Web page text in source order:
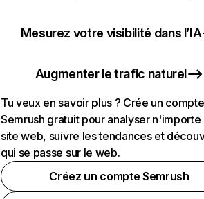
Mesurez votre visibilité dans l’IA
Augmenter le trafic naturel
Tu veux en savoir plus ? Crée un compte
Semrush gratuit pour analyser n'importe
site web, suivre les tendances et
qui se passe sur le web.
Créez un compte Semrush